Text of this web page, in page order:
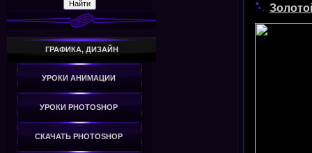
ГРАФИКА, ДИЗАЙН
УРОКИ АНИМАЦИИ
УРОКИ PHOTOSHOP
СКАЧАТЬ PHOTOSHOP